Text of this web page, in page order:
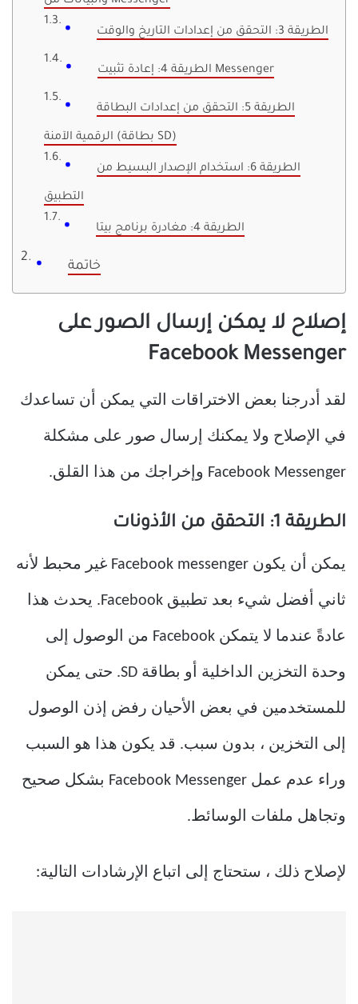
الطريقة 3: التحقق من إعدادات التاريخ والوقت
الطريقة 4: إعادة تثبيت Messenger
الطريقة 5: التحقق من إعدادات البطاقة
الرقمية الآمنة (بطاقة SD)
الطريقة 6: استخدام الإصدار البسيط من
التطبيق
الطريقة 4: مغادرة برنامج بيتا
خاتمة
إصلاح لا يمكن إرسال الصور على
Facebook Messenger
لقد أدرجنا بعض الاختراقات التي يمكن أن تساعدك
في الإصلاح ولا يمكنك إرسال صور على مشكلة
Facebook Messenger وإخراجك من هذا القلق.
الطريقة 1: التحقق من الأذونات
يمكن أن يكون Facebook messenger غير محبط لأنه
ثاني أفضل شيء بعد تطبيق Facebook. يحدث هذا
عادةً عندما لا يتمكن Facebook من الوصول إلى
وحدة التخزين الداخلية أو بطاقة SD. حتى يمكن
للمستخدمين في بعض الأحيان رفض إذن الوصول
إلى التخزين ، بدون سبب. قد يكون هذا هو السبب
وراء عدم عمل Facebook Messenger بشكل صحيح
وتجاهل ملفات الوسائط.
لإصلاح ذلك ، ستحتاج إلى اتباع الإرشادات التالية: